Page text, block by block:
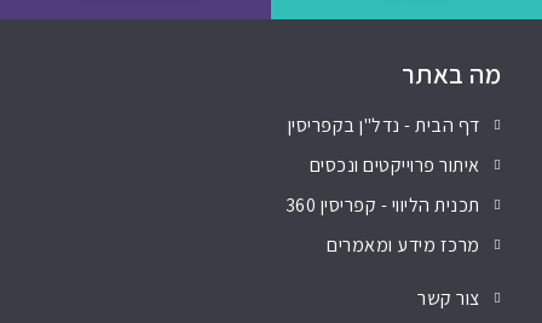
מה באתר
דף הבית - נדל"ן בקפריסין
איתור פרוייקטים ונכסים
תכנית הליווי - קפריסין 360
מרכז מידע ומאמרים
צור קשר